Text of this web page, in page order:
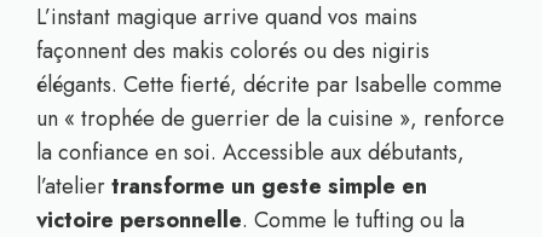
L’instant magique arrive quand vos mains
façonnent des makis colorés ou des nigiris
élégants. Cette fierté, décrite par Isabelle comme
un « trophée de guerrier de la cuisine », renforce
la confiance en soi. Accessible aux débutants,
l’ateliertransforme un geste simple en
victoire personnelle. Comme le tufting ou la